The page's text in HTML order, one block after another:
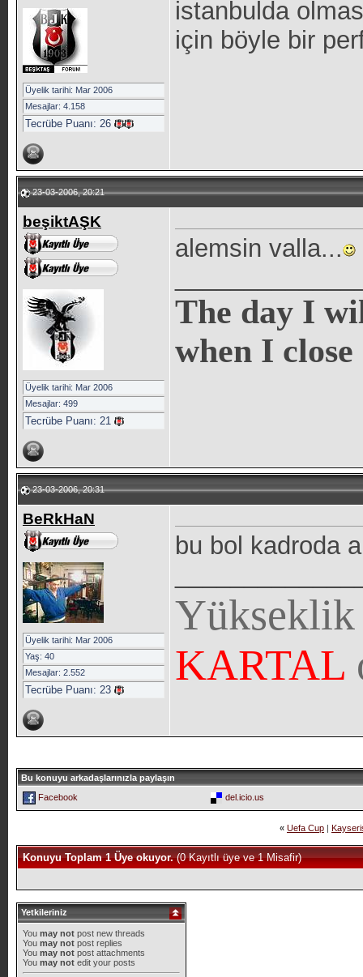
Üyelik tarihi: Mar 2006
Mesajlar: 4.158
Tecrübe Puanı: 26
istanbulda
için böyle bir
23-03-2006, 20:21
beşiktAŞK
Üyelik tarihi: Mar 2006
Mesajlar: 499
Tecrübe Puanı: 21
alemsin valla...
The day I
when I
23-03-2006, 20:31
BeRkHaN
Üyelik tarihi: Mar 2006
Yaş: 40
Mesajlar: 2.552
Tecrübe Puanı: 23
bu bol kadroda
Yükseklik
KARTAL
Bu konuyu arkadaşlarınızla paylaşın
Facebook
del.icio.us
« Uefa Cup|
Konuyu Toplam 1 Üye okuyor.(0 Kayıtlı üye ve 1 Misafir)
Yetkileriniz
You may notpost new threads
You may notpost replies
You may notpost attachments
You may notedit your posts